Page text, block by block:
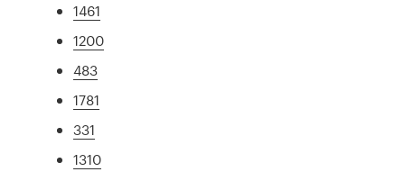
1461
1200
483
1781
331
1310